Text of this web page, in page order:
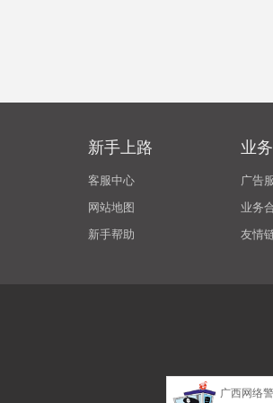
新手上路
客服中心
网站地图
新手帮助
业
广告
业务
友情
广西网络警